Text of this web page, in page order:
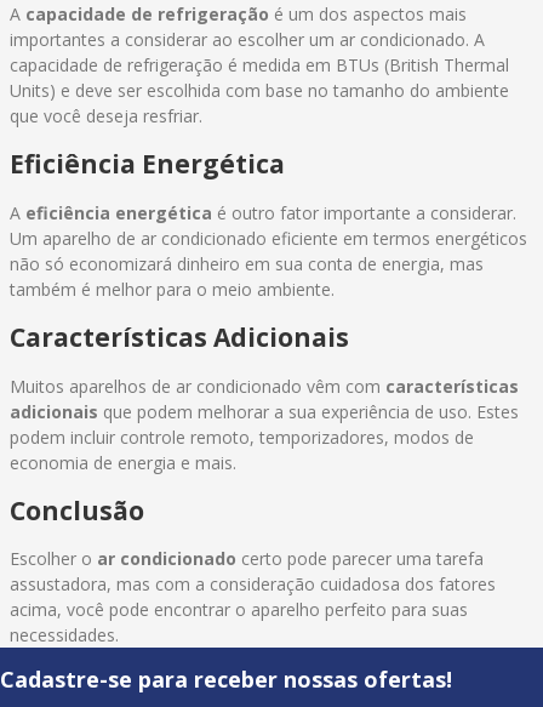
A capacidade de refrigeração é um dos aspectos mais
importantes a considerar ao escolher um ar condicionado. A
capacidade de refrigeração é medida em BTUs (British Thermal
Units) e deve ser escolhida com base no tamanho do ambiente
que você deseja resfriar.
Eficiência Energética
A eficiência energética é outro fator importante a considerar.
Um aparelho de ar condicionado eficiente em termos energéticos
não só economizará dinheiro em sua conta de energia, mas
também é melhor para o meio ambiente.
Características Adicionais
Muitos aparelhos de ar condicionado vêm com características
adicionais que podem melhorar a sua experiência de uso. Estes
podem incluir controle remoto, temporizadores, modos de
economia de energia e mais.
Conclusão
Escolher o ar condicionado certo pode parecer uma tarefa
assustadora, mas com a consideração cuidadosa dos fatores
acima, você pode encontrar o aparelho perfeito para suas
necessidades.
Cadastre-se para receber nossas ofertas!